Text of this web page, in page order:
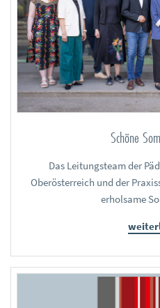
Schöne
Das Leitungsteam der
Oberösterreich und der
erholsame